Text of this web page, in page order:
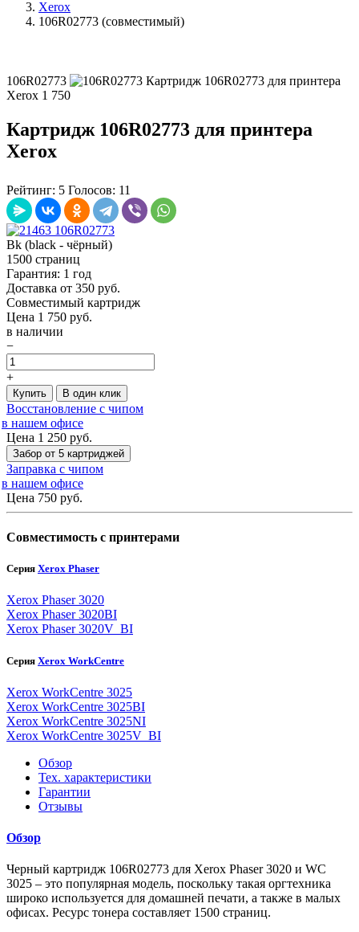
Xerox
106R02773 (совместимый)
106R02773
Картридж 106R02773 для принтера
Xerox 1 750
Картридж 106R02773 для принтера
Xerox
Рейтинг: 5 Голосов: 11
Bk (black - чёрный)
1500 страниц
Гарантия: 1 год
Доставка от 350 руб.
Совместимый картридж
Цена 1 750 руб.
в наличии
−
+
Купить В один клик
Восстановление с чипом
в нашем офисе
Цена 1 250 руб.
Забор от 5 картриджей
Заправка с чипом
в нашем офисе
Цена 750 руб.
Совместимость с принтерами
Серия Xerox Phaser
Xerox Phaser 3020
Xerox Phaser 3020BI
Xerox Phaser 3020V_BI
Серия Xerox WorkCentre
Xerox WorkCentre 3025
Xerox WorkCentre 3025BI
Xerox WorkCentre 3025NI
Xerox WorkCentre 3025V_BI
Обзор
Тех. характеристики
Гарантии
Отзывы
Обзор
Черный картридж 106R02773 для Xerox Phaser 3020 и WC
3025 – это популярная модель, поскольку такая оргтехника
широко используется для домашней печати, а также в малых
офисах. Ресурс тонера составляет 1500 страниц.